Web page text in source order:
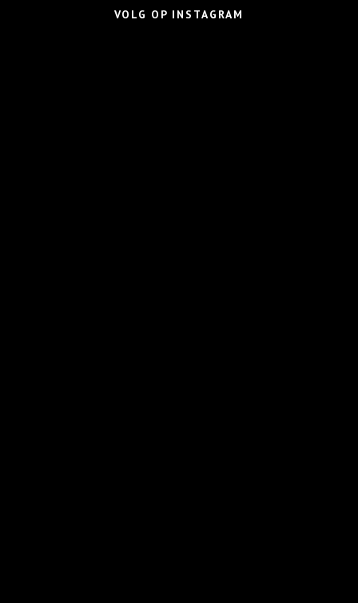
VOLG OP INSTAGRAM